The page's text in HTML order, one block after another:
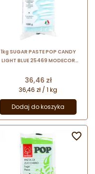
1kg SUGAR PASTE POP CANDY
LIGHT BLUE 25469 MODECOR
bezglutenowa
Cena
36,46 zł
36,46 zł / 1 kg
Dodaj do koszyka
